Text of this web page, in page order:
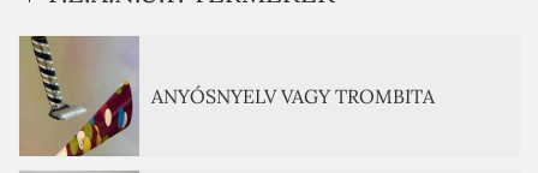
ANYÓSNYELV VAGY TROMBITA